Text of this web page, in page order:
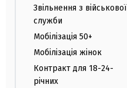
Звільнення з військової
служби
Мобілізація 50+
Мобілізація жінок
Контракт для 18-24-
річних